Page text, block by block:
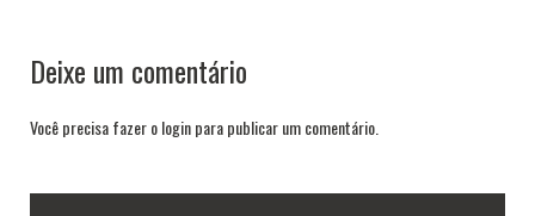
Deixe um comentário
Você precisa fazer ologinpara publicar um comentário.